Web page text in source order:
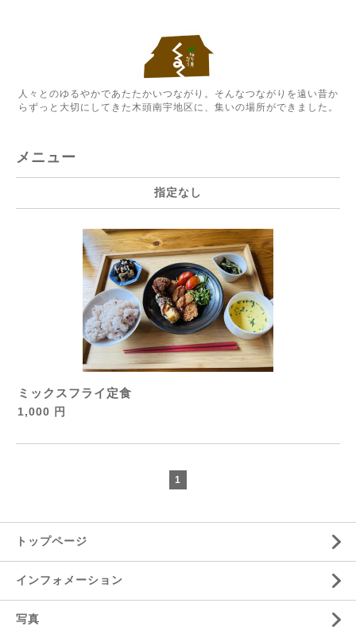
人々とのゆるやかであたたかいつながり。そんなつながりを遠い昔か
らずっと大切にしてきた木頭南宇地区に、集いの場所ができました。
メニュー
指定なし
ミックスフライ定食
1,000 円
1
トップページ
インフォメーション
写真